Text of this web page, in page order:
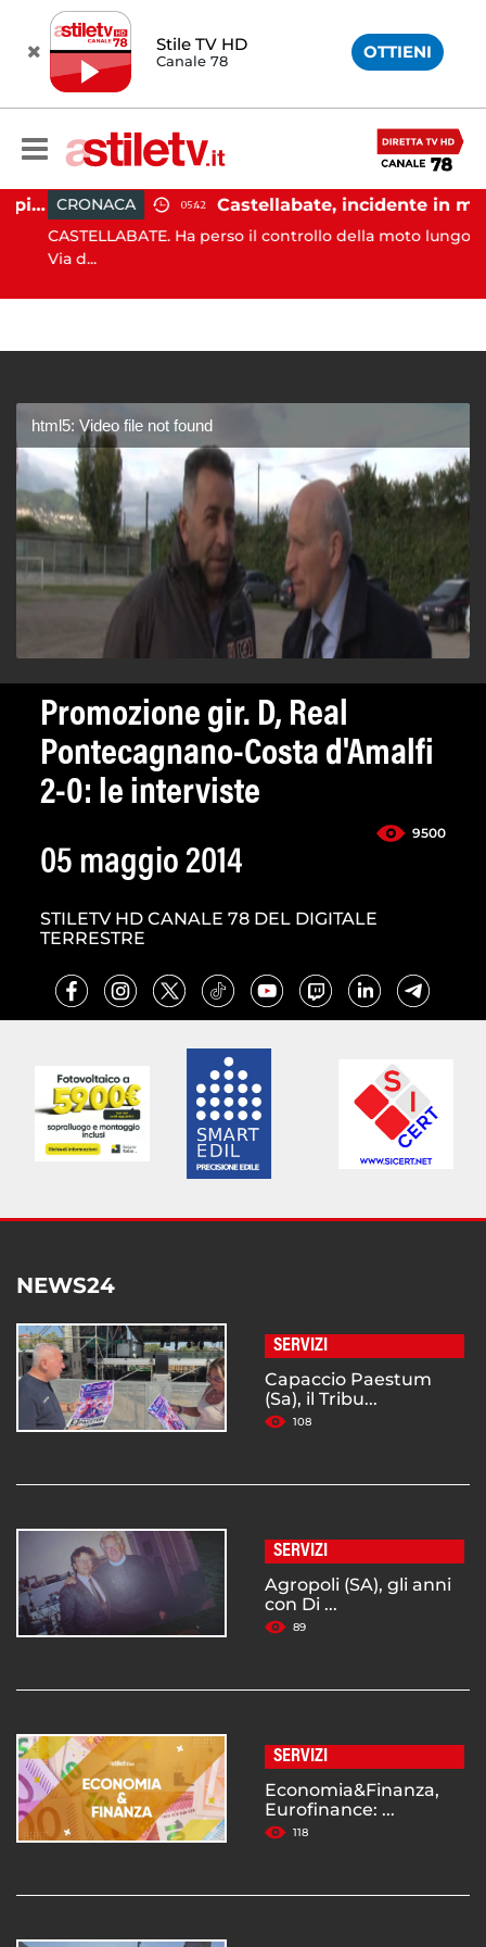
Stile TV HD
Canale 78 OTTIENI
Ischia, pusher sorpreso in spiaggia da carabinieri in Vespa CRONACA 05:42 Castellabate, incidente in moto: 27enne in ospedale
CASTELLABATE. Ha perso il controllo della moto lungo la
Via d...
html5: Video file not found
Promozione gir. D, Real
Pontecagnano-Costa d'Amalfi
2-0: le interviste
9500
05 maggio 2014
STILETV HD CANALE 78 DEL DIGITALE
TERRESTRE
NEWS24
SERVIZI
Capaccio Paestum
(Sa), il Tribu...
108
SERVIZI
Agropoli (SA), gli anni
con Di ...
89
SERVIZI
Economia&Finanza,
Eurofinance: ...
118